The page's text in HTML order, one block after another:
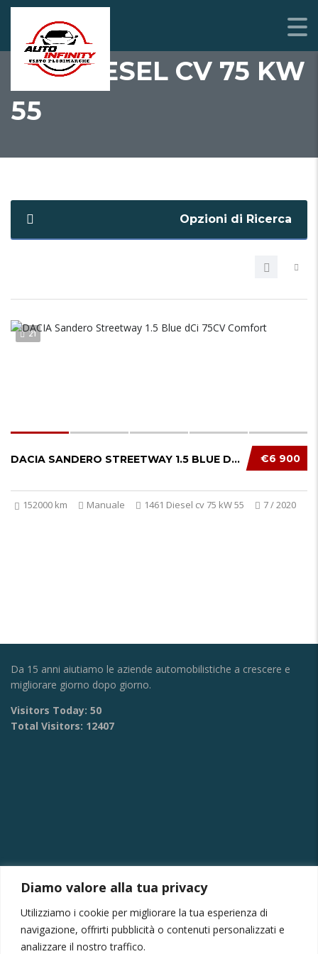
Diamo valore alla tua privacy
Utilizziamo i cookie per migliorare la tua esperienza di
navigazione, offrirti pubblicità o contenuti personalizzati e
analizzare il nostro traffico.
1461 DIESEL CV 75 KW
55
Opzioni di Ricerca
21
€6 900
DACIA SANDERO STREETWAY 1.5 BLUE DCI 75CV CO...
152000 km Manuale 1461 Diesel cv 75 kW 55 7 / 2020
Da 15 anni aiutiamo le aziende automobilistiche a crescere e
migliorare giorno dopo giorno.
Visitors Today: 50
Total Visitors: 12407
Via Provinciale Montagna Spaccata 228/H Napoli
Raffaele +39 3282694809